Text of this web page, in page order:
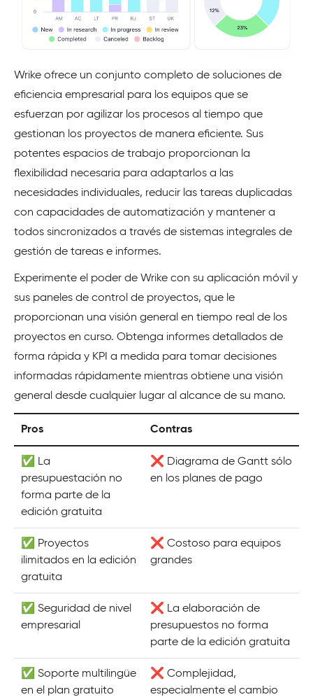
Wrike ofrece un conjunto completo de soluciones de
eficiencia empresarial para los equipos que se
esfuerzan por agilizar los procesos al tiempo que
gestionan los proyectos de manera eficiente. Sus
potentes espacios de trabajo proporcionan la
flexibilidad necesaria para adaptarlos a las
necesidades individuales, reducir las tareas duplicadas
con capacidades de automatización y mantener a
todos sincronizados a través de sistemas integrales de
gestión de tareas e informes.
Experimente el poder de Wrike con su aplicación móvil y
sus paneles de control de proyectos, que le
proporcionan una visión general en tiempo real de los
proyectos en curso. Obtenga informes detallados de
forma rápida y KPI a medida para tomar decisiones
informadas rápidamente mientras obtiene una visión
general desde cualquier lugar al alcance de su mano.
Pros Contras
✅ La
presupuestación no
forma parte de la
edición gratuita
❌ Diagrama de Gantt sólo
en los planes de pago
✅ Proyectos
ilimitados en la edición
gratuita
❌ Costoso para equipos
grandes
✅ Seguridad de nivel
empresarial
❌ La elaboración de
presupuestos no forma
parte de la edición gratuita
✅ Soporte multilingüe
en el plan gratuito
❌ Complejidad,
especialmente el cambio